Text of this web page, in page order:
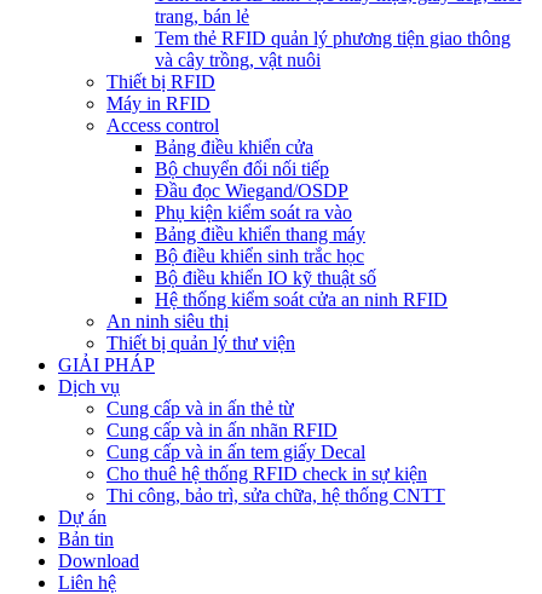
trang, bán lẻ
Tem thẻ RFID quản lý phương tiện giao thông
và cây trồng, vật nuôi
Thiết bị RFID
Máy in RFID
Access control
Bảng điều khiển cửa
Bộ chuyển đổi nối tiếp
Đầu đọc Wiegand/OSDP
Phụ kiện kiểm soát ra vào
Bảng điều khiển thang máy
Bộ điều khiển sinh trắc học
Bộ điều khiển IO kỹ thuật số
Hệ thống kiểm soát cửa an ninh RFID
An ninh siêu thị
Thiết bị quản lý thư viện
GIẢI PHÁP
Dịch vụ
Cung cấp và in ấn thẻ từ
Cung cấp và in ấn nhãn RFID
Cung cấp và in ấn tem giấy Decal
Cho thuê hệ thống RFID check in sự kiện
Thi công, bảo trì, sửa chữa, hệ thống CNTT
Dự án
Bản tin
Download
Liên hệ